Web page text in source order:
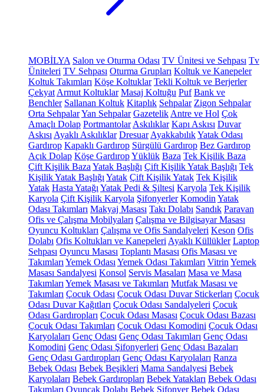
MOBİLYA Salon ve Oturma Odası TV Ünitesi ve Sehpası Tv
Üniteleri TV Sehpası Oturma Grupları Koltuk ve Kanepeler
Koltuk Takımları Köşe Koltuklar Tekli Koltuk ve Berjerler
Çekyat Armut Koltuklar Masaj Koltuğu Puf Bank ve
Benchler Sallanan Koltuk Kitaplık Sehpalar Zigon Sehpalar
Orta SehpalarYan Sehpalar Gazetelik Antre ve Hol Çok
Amaçlı Dolap Portmantolar Askılıklar Kapı Askısı Duvar
Askısı Ayaklı Askılıklar Dresuar AyakkabılıkYatak Odası
Gardırop Kapaklı Gardırop Sürgülü Gardırop Bez Gardırop
Açık Dolap Köşe GardıropYüklük Baza Tek Kişilik Baza
Çift Kişilik Baza Yatak Başlığı Çift Kişilik Yatak Başlığı Tek
Kişilik Yatak Başlığı Yatak Çift Kişilik Yatak Tek Kişilik
Yatak Hasta Yatağı Yatak Pedi & Şiltesi Karyola Tek Kişilik
Karyola Çift Kişilik Karyola Şifonyerler Komodin Yatak
Odası Takımları Makyaj Masası Takı Dolabı Sandık Paravan
Ofis ve Çalışma Mobilyaları Çalışma ve Bilgisayar Masası
Oyuncu Koltukları Çalışma ve Ofis Sandalyeleri Keson Ofis
Dolabı Ofis Koltukları ve Kanepeleri Ayaklı Küllükler Laptop
Sehpası Oyuncu Masası Toplantı Masası Ofis Masası ve
Takımları Yemek Odası Yemek Odası Takımları Vitrin Yemek
Masası Sandalyesi Konsol Servis Masaları Masa ve Masa
Takımları Yemek Masası ve Takımları Mutfak Masası ve
Takımları Çocuk Odası Çocuk Odası Duvar Stickerları Çocuk
Odası Duvar Kağıtları Çocuk Odası Sandalyeleri Çocuk
Odası Gardıropları Çocuk Odası Masası Çocuk Odası Bazası
Çocuk Odası Takımları Çocuk Odası Komodini Çocuk Odası
Karyolaları Genç Odası Genç Odası Takımları Genç Odası
Komodini Genç Odası Şifonyerleri Genç Odası Bazaları
Genç Odası Gardıropları Genç Odası Karyolaları Ranza
Bebek Odası Bebek Beşikleri Mama Sandalyesi Bebek
Karyolaları Bebek Gardıropları Bebek Yatakları Bebek Odası
Takımları Oyuncak Dolabı Bebek Şifonyer Bebek Odası